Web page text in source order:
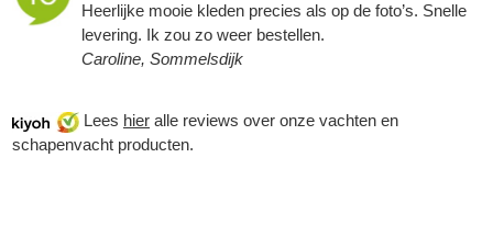
Heerlijke mooie kleden precies als op de foto’s. Snelle
levering. Ik zou zo weer bestellen.
Caroline, Sommelsdijk
Lees hier alle reviews over onze vachten en
schapenvacht producten.